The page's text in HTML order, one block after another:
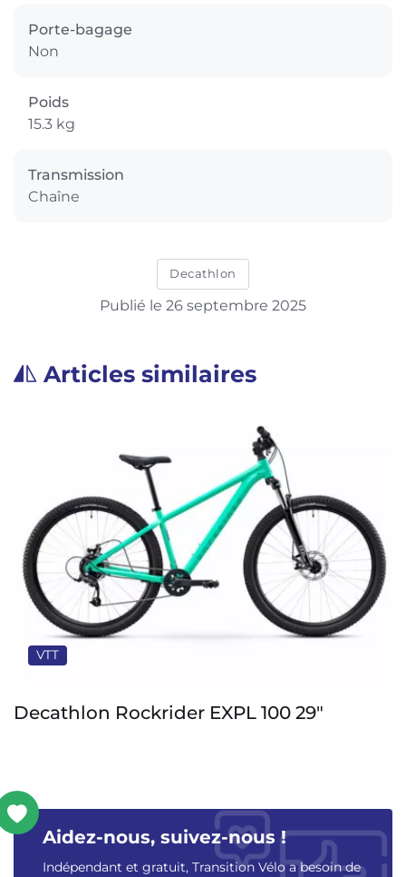
Porte-bagage
Non
Poids
15.3 kg
Transmission
Chaîne
Decathlon
Publié le 26 septembre 2025
Articles similaires
VTT
Decathlon Rockrider EXPL 100 29″
Aidez-nous, suivez-nous !
Indépendant et gratuit, Transition Vélo a besoin de